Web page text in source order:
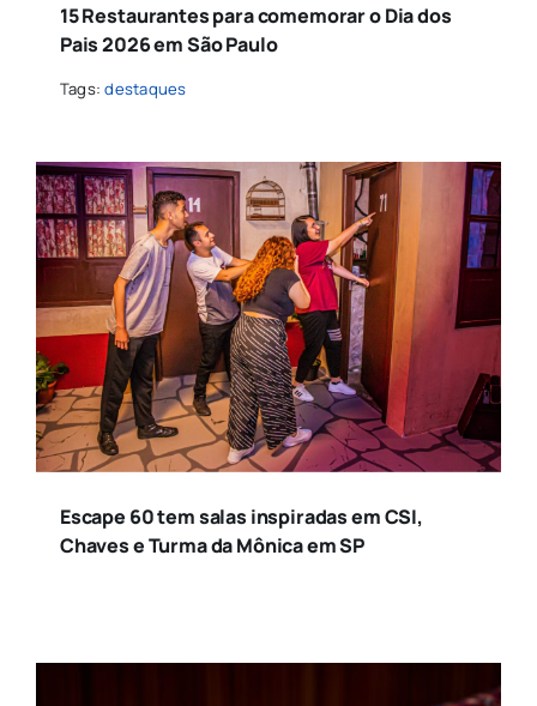
15 Restaurantes para comemorar o Dia dos
Pais 2026 em São Paulo
Tags:destaques
Escape 60 tem salas inspiradas em CSI,
Chaves e Turma da Mônica em SP